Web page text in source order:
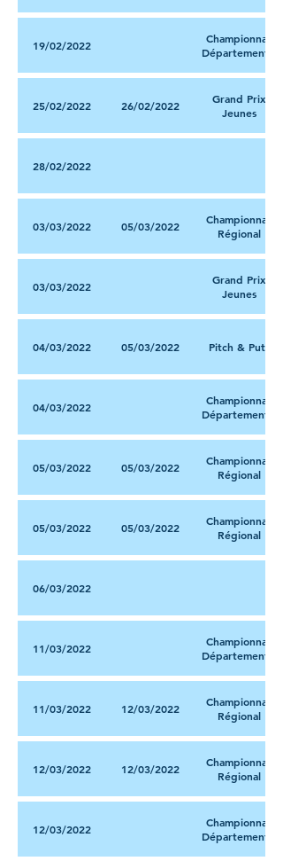
19/02/2022
Championnat
Départemental
25/02/2022 26/02/2022
Grand Prix
Jeunes
28/02/2022
03/03/2022 05/03/2022
Championnat
Régional
03/03/2022
Grand Prix
Jeunes
04/03/2022 05/03/2022 Pitch & Putt
04/03/2022
Championnat
Départemental
05/03/2022 05/03/2022
Championnat
Régional
05/03/2022 05/03/2022
Championnat
Régional
06/03/2022
11/03/2022
Championnat
Départemental
11/03/2022 12/03/2022
Championnat
Régional
12/03/2022 12/03/2022
Championnat
Régional
12/03/2022
Championnat
Départemental